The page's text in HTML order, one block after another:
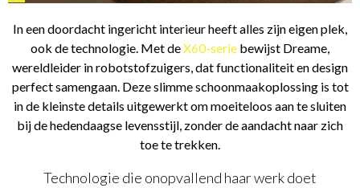
In een doordacht ingericht interieur heeft alles zijn eigen plek,
ook de technologie. Met deX60-serie bewijst Dreame,
wereldleider in robotstofzuigers, dat functionaliteit en design
perfect samengaan. Deze slimme schoonmaakoplossing is tot
in de kleinste details uitgewerkt om moeiteloos aan te sluiten
bij de hedendaagse levensstijl, zonder de aandacht naar zich
toe te trekken.
Technologie die onopvallend haar werk doet